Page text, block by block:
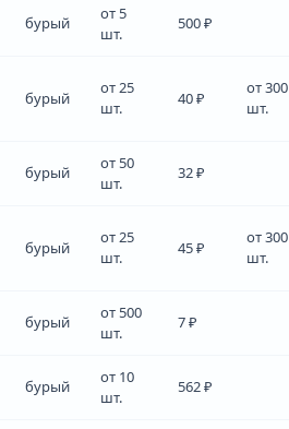
бурый
от 5
шт.
500 ₽
бурый
от 25
шт.
40 ₽
от 300
шт.
бурый
от 50
шт.
32 ₽
бурый
от 25
шт.
45 ₽
от 300
шт.
бурый
от 500
шт.
7 ₽
бурый
от 10
шт.
562 ₽